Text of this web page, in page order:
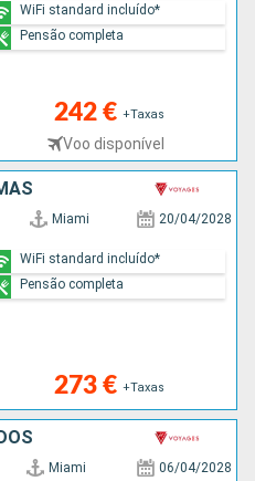
242 € +Taxas
Voo disponível
WiFi standard incluído*
Pensão completa
Miami 20/04/2028
273 € +Taxas
WiFi standard incluído*
Pensão completa
Miami 06/04/2028